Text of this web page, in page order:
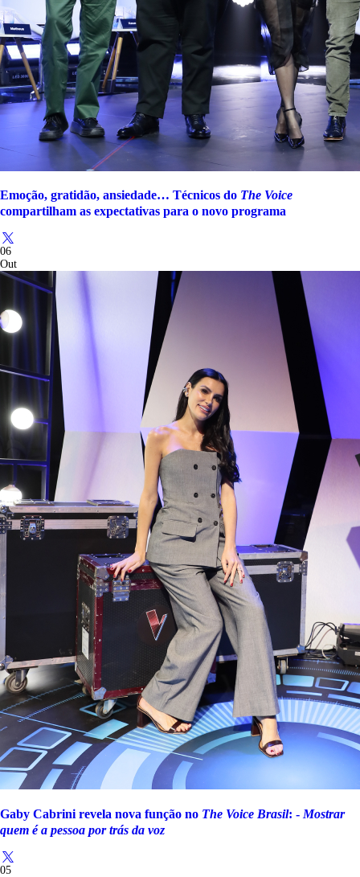
Emoção, gratidão, ansiedade… Técnicos do The Voice
compartilham as expectativas para o novo programa
06
Out
Gaby Cabrini revela nova função no The Voice Brasil: -Mostrar
quem é a pessoa por trás da voz
05